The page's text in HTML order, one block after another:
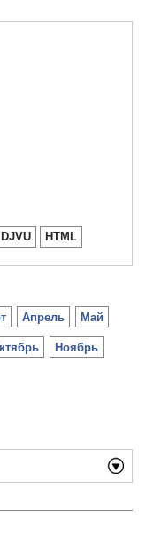
DJVU HTML
Апрель Май
Ноябрь